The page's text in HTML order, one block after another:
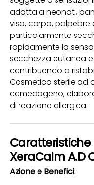
adatta a neonati,
viso, corpo, palpebre
particolarmente
rapidamente la
secchezza cutanea e
contribuendo a
Cosmetico sterile ad
comedogeno,
di reazione allergica.
Caratteristiche
XeraCalm A.D
Azione e Benefici: